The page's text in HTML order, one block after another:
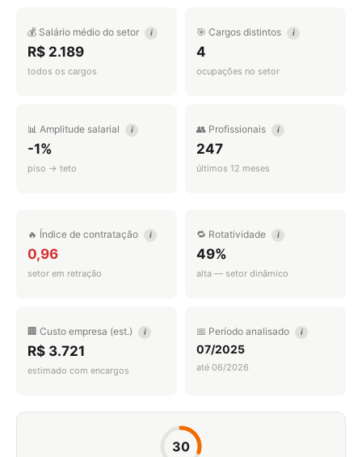
💰 Salário médio do setor i
R$ 2.189
todos os cargos
🎯 Cargos distintos i
4
ocupações no setor
📊 Amplitude salarial i
-1%
piso → teto
👥 Profissionais i
247
últimos 12 meses
🔥 Índice de contratação i
0,96
setor em retração
🔁 Rotatividade i
49%
alta — setor dinâmico
🏢 Custo empresa (est.) i
R$ 3.721
estimado com encargos
📅 Período analisado i
07/2025
até 06/2026
30